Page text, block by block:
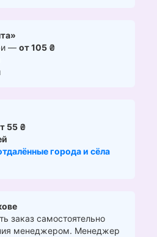
— от 105 ₴
55 ₴
города и сёла
заказ самостоятельно
менеджером. Менеджер